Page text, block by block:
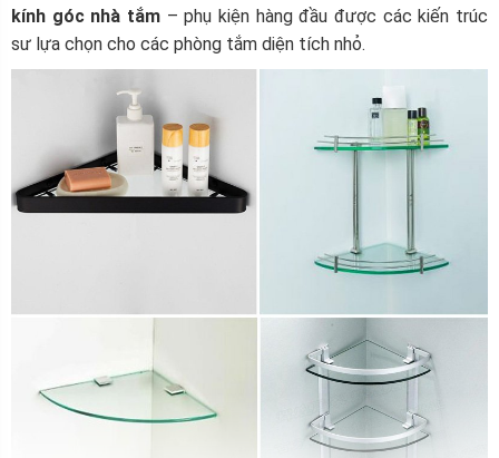
kính góc nhà tắm – phụ kiện hàng đầu được các kiến trúc
sư lựa chọn cho các phòng tắm diện tích nhỏ.